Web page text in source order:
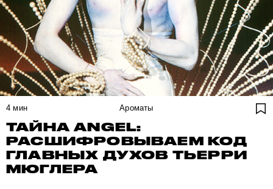
4 мин Ароматы
ТАЙНА ANGEL:
РАСШИФРОВЫВАЕМ КОД
ГЛАВНЫХ ДУХОВ ТЬЕРРИ
МЮГЛЕРА